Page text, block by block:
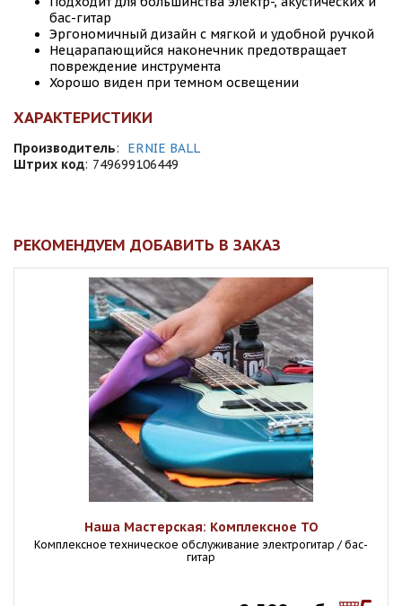
бас-гитар
Эргономичный дизайн с мягкой и удобной ручкой
Нецарапающийся наконечник предотвращает
повреждение инструмента
Хорошо виден при темном освещении
ХАРАКТЕРИСТИКИ
Производитель:
ERNIE BALL
Штрих код: 749699106449
РЕКОМЕНДУЕМ ДОБАВИТЬ В ЗАКАЗ
Наша Мастерская: Комплексное ТО
Комплексное техническое обслуживание электрогитар / бас-
гитар